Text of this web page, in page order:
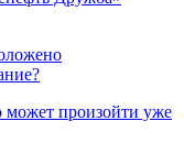
может произойти уже